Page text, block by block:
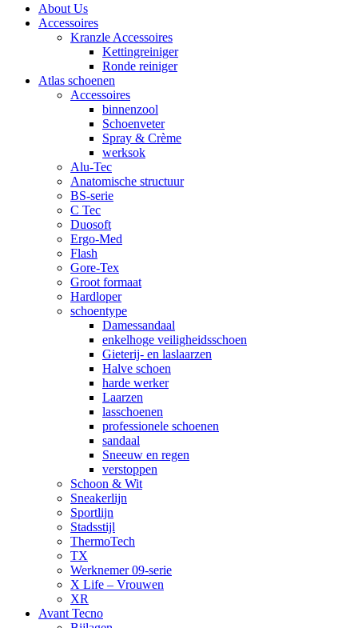
About Us
Accessoires
Kranzle Accessoires
Kettingreiniger
Ronde reiniger
Atlas schoenen
Accessoires
binnenzool
Schoenveter
Spray & Crème
werksok
Alu-Tec
Anatomische structuur
BS-serie
C Tec
Duosoft
Ergo-Med
Flash
Gore-Tex
Groot formaat
Hardloper
schoentype
Damessandaal
enkelhoge veiligheidsschoen
Gieterij- en laslaarzen
Halve schoen
harde werker
Laarzen
lasschoenen
professionele schoenen
sandaal
Sneeuw en regen
verstoppen
Schoon & Wit
Sneakerlijn
Sportlijn
Stadsstijl
ThermoTech
TX
Werknemer 09-serie
X Life – Vrouwen
XR
Avant Tecno